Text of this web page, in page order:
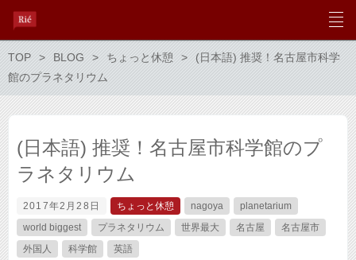
TOP BLOG ちょっと休憩
(日本語) 推奨！名古屋市科学
館のプラネタリウム
(日本語) 推奨！名古屋市科学館のプ
ラネタリウム
2017年2月28日 ちょっと休憩 nagoya
planetarium
world biggest
プラネタリウム 世界最大 名古屋
名古屋市
外国人
科学館 英語